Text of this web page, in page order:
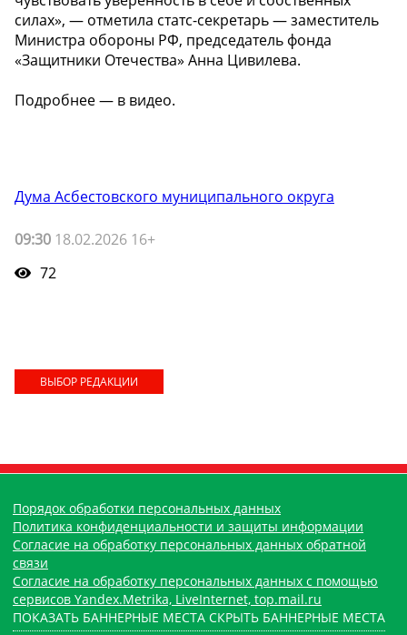
силах», — отметила статс-секретарь — заместитель
Министра обороны РФ, председатель фонда
«Защитники Отечества» Анна Цивилева.
Подробнее — в видео.
Дума Асбестовского муниципального округа
09:30 18.02.2026 16+
72
ВЫБОР РЕДАКЦИИ
Порядок обработки персональных данных
Политика конфиденциальности и защиты информации
Согласие на обработку персональных данных обратной
связи
Согласие на обработку персональных данных с помощью
сервисов Yandex.Metrika, LiveInternet, top.mail.ru
ПОКАЗАТЬ БАННЕРНЫЕ МЕСТА СКРЫТЬ БАННЕРНЫЕ МЕСТА